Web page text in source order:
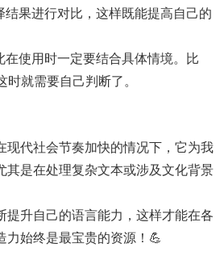
果进行对比，这样既能提高自己的
使用时一定要结合具体情境。比
时就需要自己判断了。
现代社会节奏加快的情况下，它为我
其是在处理复杂文本或涉及文化背景
提升自己的语言能力，这样才能在各
力始终是最宝贵的资源！💪